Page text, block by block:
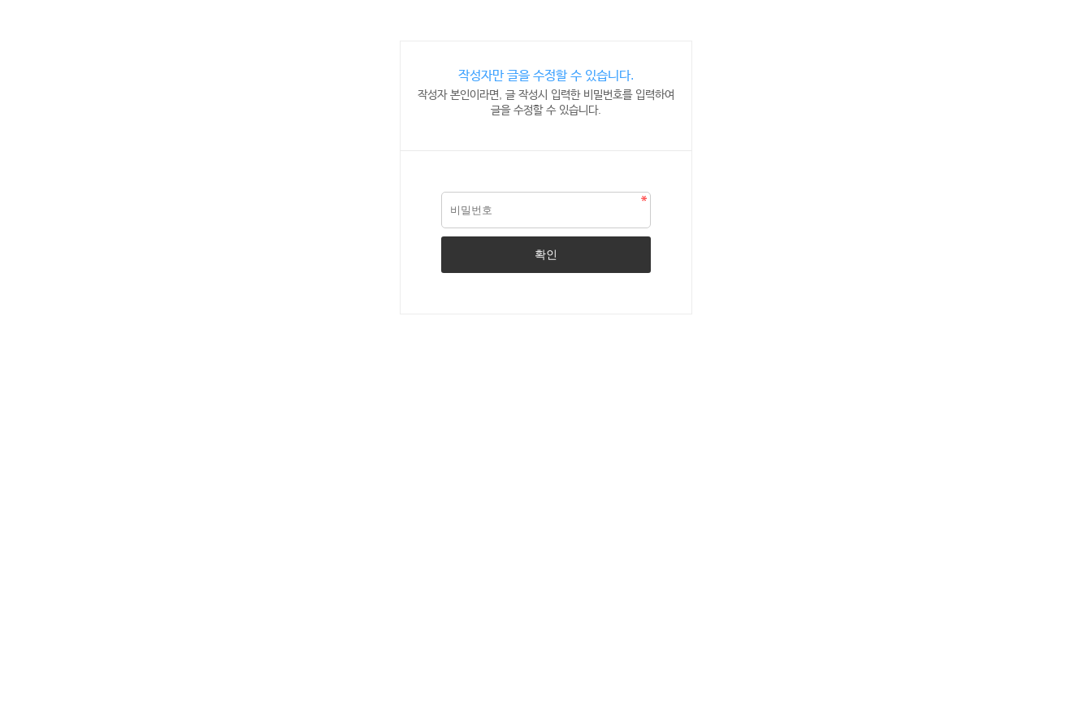
작성자만 글을 수정할 수 있습니다.
작성자 본인이라면, 글 작성시 입력한 비밀번호를 입력하여
글을 수정할 수 있습니다.